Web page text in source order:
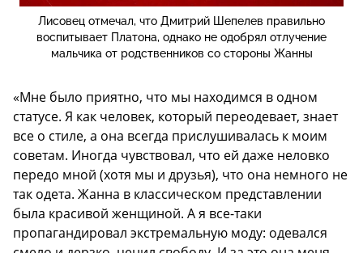
Лисовец отмечал, что Дмитрий Шепелев правильно
воспитывает Платона, однако не одобрял отлучение
мальчика от родственников со стороны Жанны
«Мне было приятно, что мы находимся в одном
статусе. Я как человек, который переодевает, знает
все о стиле, а она всегда прислушивалась к моим
советам. Иногда чувствовал, что ей даже неловко
передо мной (хотя мы и друзья), что она немного не
так одета. Жанна в классическом представлении
была красивой женщиной. А я все-таки
пропагандировал экстремальную моду: одевался